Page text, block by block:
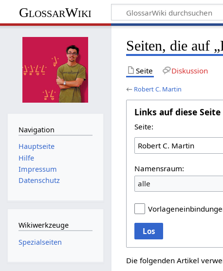
GlossarWiki
Seiten, die auf
Seite Diskussion
← Robert C. Martin
Links auf diese Seite
Seite:
Namensraum:
alle
Los
Die folgenden Artikel
Navigation
Hauptseite
Hilfe
Impressum
Datenschutz
Wikiwerkzeuge
Spezialseiten